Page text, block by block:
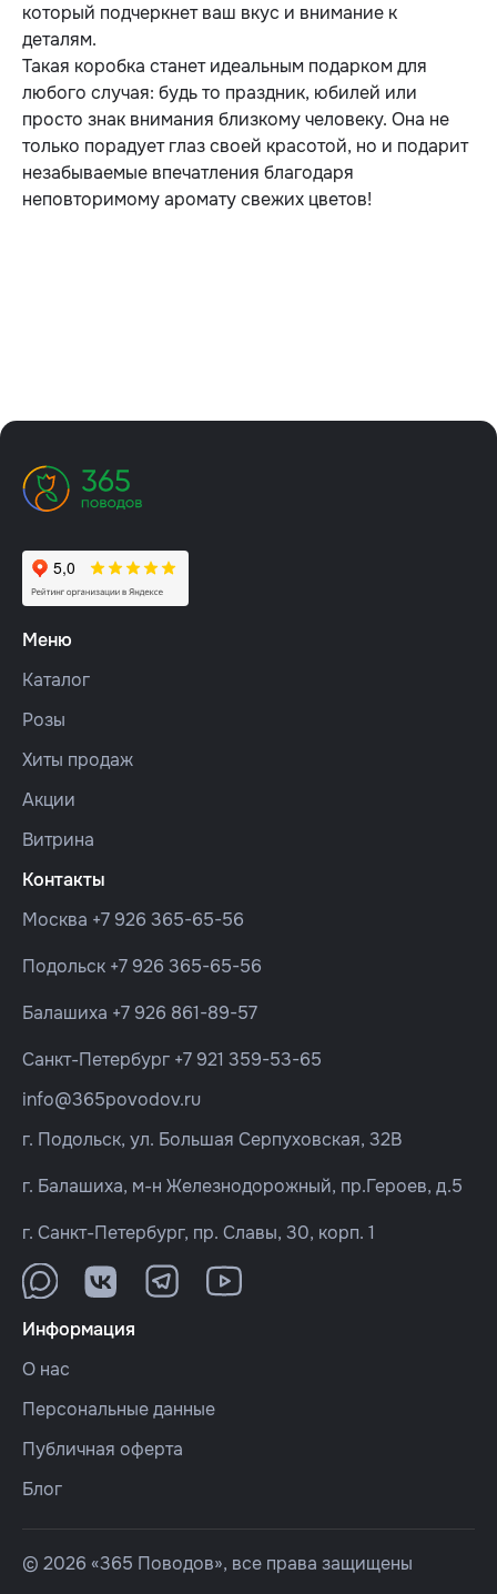
который подчеркнет ваш вкус и внимание к
деталям.
Такая коробка станет идеальным подарком для
любого случая: будь то праздник, юбилей или
просто знак внимания близкому человеку. Она не
только порадует глаз своей красотой, но и подарит
незабываемые впечатления благодаря
неповторимому аромату свежих цветов!
Меню
Каталог
Розы
Хиты продаж
Акции
Витрина
Контакты
Москва +7 926 365-65-56
Подольск +7 926 365-65-56
Балашиха +7 926 861-89-57
Санкт-Петербург +7 921 359-53-65
info@365povodov.ru
г. Подольск, ул. Большая Серпуховская, 32В
г. Балашиха, м-н Железнодорожный, пр.Героев, д.5
г. Санкт-Петербург, пр. Славы, 30, корп. 1
Информация
О нас
Персональные данные
Публичная оферта
Блог
© 2026 «365 Поводов», все права защищены